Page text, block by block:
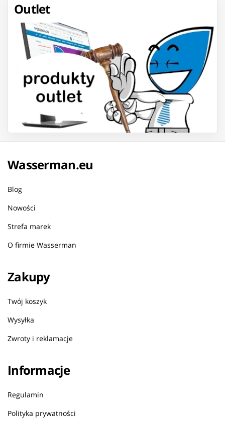
Outlet
Wasserman.eu
Blog
Nowości
Strefa marek
O firmie Wasserman
Zakupy
Twój koszyk
Wysyłka
Zwroty i reklamacje
Informacje
Regulamin
Polityka prywatności